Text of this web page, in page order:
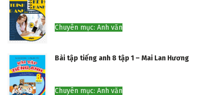
Chuyên mục: Anh văn
Bài tập tiếng anh 8 tập 1 – Mai Lan Hương
Chuyên mục: Anh văn